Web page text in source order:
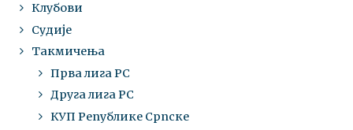
Клубови
Судије
Такмичења
Прва лига РС
Друга лига РС
КУП Републике Српске